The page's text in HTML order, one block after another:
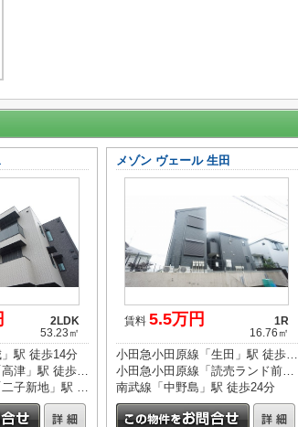
2LDK
53.23㎡
駅 徒歩14分
東急田園都市線「高津」駅 徒歩23分
東急田園都市線「二子新地」駅 徒歩25分
メゾン ヴェール 生田
賃料 5.5万円
1R
16.76㎡
小田急小田原線「生田」駅 徒歩9分
小田急小田原線「読売ランド前」駅 徒歩18分
南武線「中野島」駅 徒歩24分